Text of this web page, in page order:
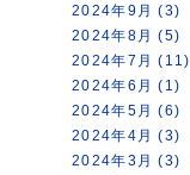
2024年9月 (3)
2024年8月 (5)
2024年7月 (11)
2024年6月 (1)
2024年5月 (6)
2024年4月 (3)
2024年3月 (3)